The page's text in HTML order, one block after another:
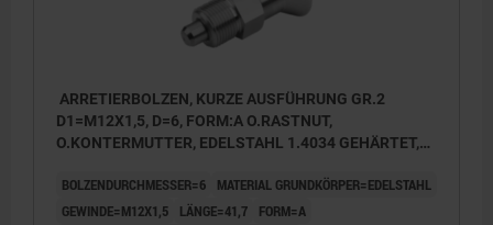
ARRETIERBOLZEN, KURZE AUSFÜHRUNG GR.2
D1=M12X1,5, D=6, FORM:A O.RASTNUT,
O.KONTERMUTTER, EDELSTAHL 1.4034 GEHÄRTET,
BOLZENDURCHMESSER=6
MATERIAL GRUNDKÖRPER=EDELSTAHL
GEWINDE=M12X1,5
LÄNGE=41,7
FORM=A